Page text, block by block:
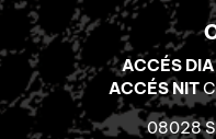
ACCÉS DIA
ACCÉS NIT
08028